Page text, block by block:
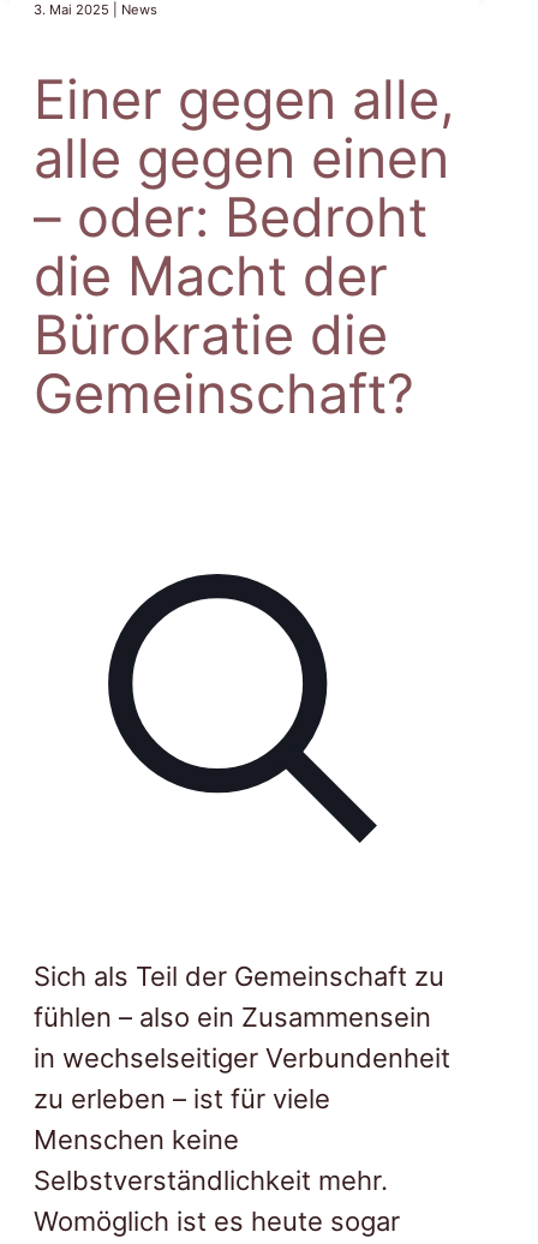
3. Mai 2025 | News
Einer gegen alle,
alle gegen einen
– oder: Bedroht
die Macht der
Bürokratie die
Gemeinschaft?
Sich als Teil der Gemeinschaft zu
fühlen – also ein Zusammensein
in wechselseitiger Verbundenheit
zu erleben – ist für viele
Menschen keine
Selbstverständlichkeit mehr.
Womöglich ist es heute sogar